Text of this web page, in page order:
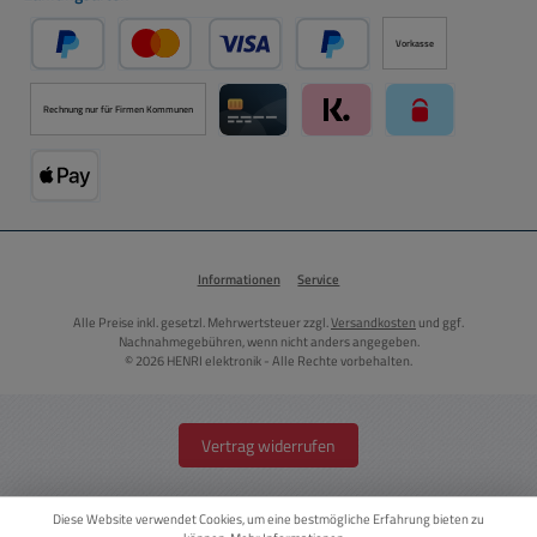
PayPal Kredit- oder Debitkarte über PayPal
Später Bezahlen über PayPal
Vorkasse
Rechnung nur für Firmen Kommunen
Informationen Service
Alle Preise inkl. gesetzl. Mehrwertsteuer zzgl.Versandkosten und ggf.
Nachnahmegebühren, wenn nicht anders angegeben.
© 2026 HENRI elektronik - Alle Rechte vorbehalten.
Vertrag widerrufen
Diese Website verwendet Cookies, um eine bestmögliche Erfahrung bieten zu